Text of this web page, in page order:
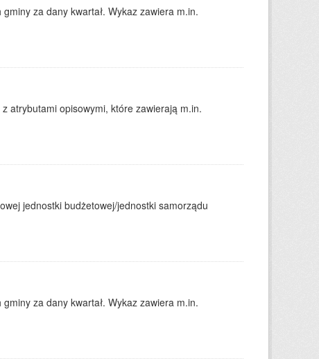
za dany kwartał. Wykaz zawiera m.in.
atrybutami opisowymi, które zawierają m.in.
jednostki budżetowej/jednostki samorządu
za dany kwartał. Wykaz zawiera m.in.